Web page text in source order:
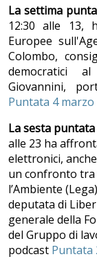
La settima
12:30 alle 13,
Europee
Colombo,
democratici
Giovannini,
Puntata 4 marzo
La sesta puntata
alle 23 ha
elettronici,
un confronto tra
l’Ambiente
deputata di
generale della
del Gruppo di
podcast Puntata